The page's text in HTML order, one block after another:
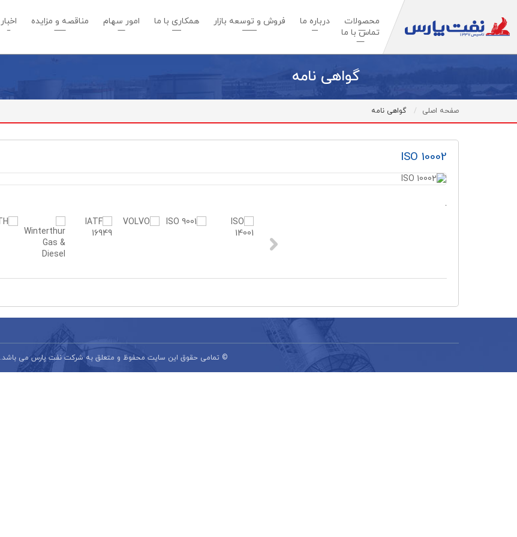
محصولات درباره ما فروش و توسعه بازار همکاری با ما امور سهام مناقصه و مزایده اخبار
تماس با ما
گواهی نامه
صفحه اصلی گواهی نامه
ISO 10002
.
© تمامی حقوق این سایت محفوظ و متعلق به شرکت نفت پارس می باشد.